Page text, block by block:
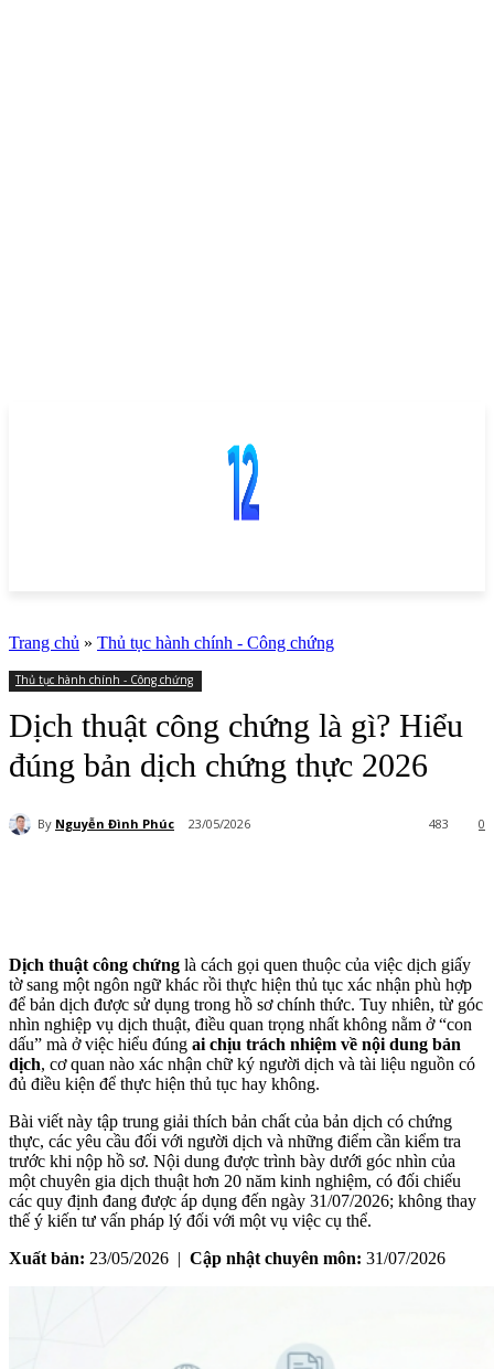
Trang chủ » Thủ tục hành chính - Công chứng
Thủ tục hành chính - Công chứng
Dịch thuật công chứng là gì? Hiểu
đúng bản dịch chứng thực 2026
By Nguyễn Đình Phúc 23/05/2026 0
483
Dịch thuật công chứng là cách gọi quen thuộc của việc dịch giấy
tờ sang một ngôn ngữ khác rồi thực hiện thủ tục xác nhận phù hợp
để bản dịch được sử dụng trong hồ sơ chính thức. Tuy nhiên, từ góc
nhìn nghiệp vụ dịch thuật, điều quan trọng nhất không nằm ở “con
dấu” mà ở việc hiểu đúng ai chịu trách nhiệm về nội dung bản
dịch, cơ quan nào xác nhận chữ ký người dịch và tài liệu nguồn có
đủ điều kiện để thực hiện thủ tục hay không.
Bài viết này tập trung giải thích bản chất của bản dịch có chứng
thực, các yêu cầu đối với người dịch và những điểm cần kiểm tra
trước khi nộp hồ sơ. Nội dung được trình bày dưới góc nhìn của
một chuyên gia dịch thuật hơn 20 năm kinh nghiệm, có đối chiếu
các quy định đang được áp dụng đến ngày 31/07/2026; không thay
thế ý kiến tư vấn pháp lý đối với một vụ việc cụ thể.
Xuất bản: 23/05/2026 | Cập nhật chuyên môn: 31/07/2026